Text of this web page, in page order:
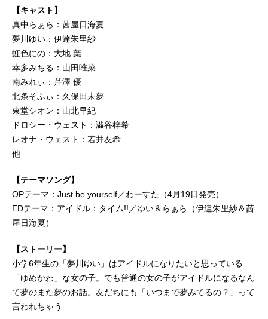
【キャスト】
真中らぁら：茜屋日海夏
夢川ゆい：伊達朱里紗
虹色にの：大地 葉
幸多みちる：山田唯菜
南みれぃ：芹澤 優
北条そふぃ：久保田未夢
東堂シオン：山北早紀
ドロシー・ウェスト：澁谷梓希
レオナ・ウェスト：若井友希
他
【テーマソング】
OPテーマ：Just be yourself／わーすた（4月19日発売）
EDテーマ：アイドル：タイム!!／ゆい＆らぁら（伊達朱里紗＆茜
屋日海夏）
【ストーリー】
小学6年生の「夢川ゆい」はアイドルになりたいと思っている
「ゆめかわ」な女の子。でも普通の女の子がアイドルになるなん
て夢のまた夢のお話。友だちにも「いつまで夢みてるの？」って
言われちゃう…